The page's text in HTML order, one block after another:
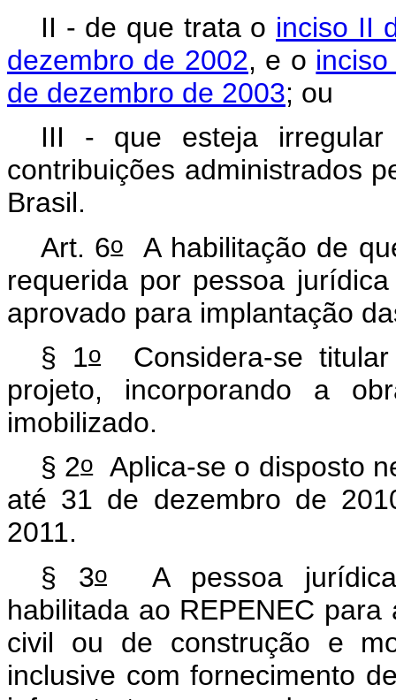
II - de que trata o inciso II
dezembro de 2002, e o
de dezembro de 2003; ou
III - que esteja
contribuições administrados
Brasil.
Art. 6oA habilitação de
requerida por pessoa
aprovado para implantação
§ 1oConsidera-se titular
projeto, incorporando a
imobilizado.
§ 2oAplica-se o disposto
até 31 de dezembro de
2011.
§ 3o
A pessoa jurídica
habilitada ao REPENEC
civil ou de construção e
inclusive com fornecimento